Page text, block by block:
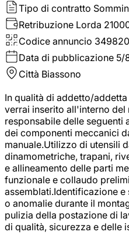
Tipo di contratto
Retribuzione Lorda
Codice annuncio 349820
Data di pubblicazione 5/
Città Biassono
In qualità di addetto/
verrai inserito all'interno
responsabile delle seguenti
dei componenti meccanici
manuale.Utilizzo di utensili
dinamometriche, trapani,
e allineamento delle parti
funzionale e collaudo
assemblati.Identificazione
o anomalie durante il
pulizia della postazione di
di qualità, sicurezza e delle